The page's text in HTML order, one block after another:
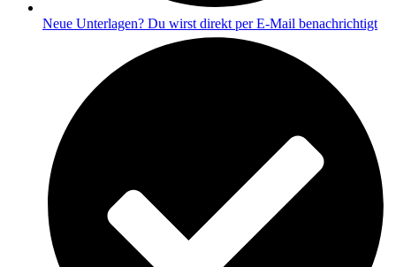
Neue Unterlagen? Du wirst direkt per E-Mail benachrichtigt